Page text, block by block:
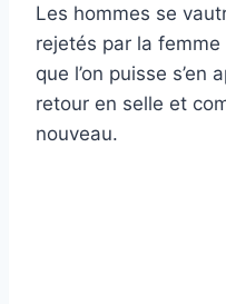
Les hommes se
rejetés par la
que l’on puisse
retour en selle et
nouveau.